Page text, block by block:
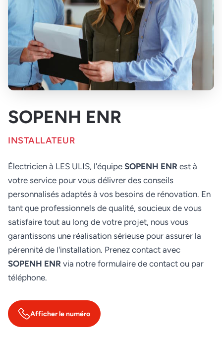
SOPENH ENR
INSTALLATEUR
Électricien à LES ULIS, l'équipe SOPENH ENR est à
votre service pour vous délivrer des conseils
personnalisés adaptés à vos besoins de rénovation. En
tant que professionnels de qualité, soucieux de vous
satisfaire tout au long de votre projet, nous vous
garantissons une réalisation sérieuse pour assurer la
pérennité de l'installation. Prenez contact avec
SOPENH ENR via notre formulaire de contact ou par
téléphone.
Afficher le numéro